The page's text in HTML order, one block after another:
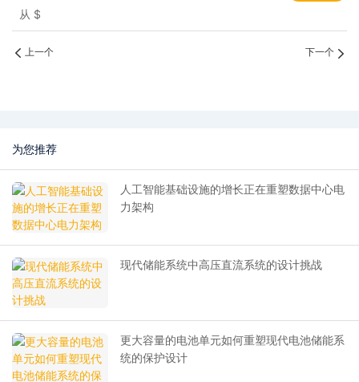
从 $
上一个 下一个
为您推荐
人工智能基础设施的增长正在重塑数据中心电
力架构
现代储能系统中高压直流系统的设计挑战
更大容量的电池单元如何重塑现代电池储能系
统的保护设计